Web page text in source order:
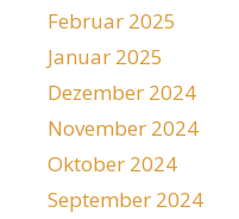
Februar 2025
Januar 2025
Dezember 2024
November 2024
Oktober 2024
September 2024